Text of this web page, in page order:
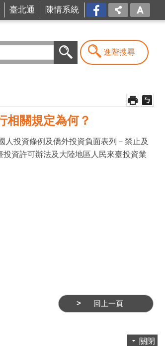
臺北通 陳情系統 FB
進階搜尋
相關規定為何？
投資條例及僑外投資負面表列－禁止及
資許可辦法及大陸地區人民來臺投資業
回上一頁
關閉